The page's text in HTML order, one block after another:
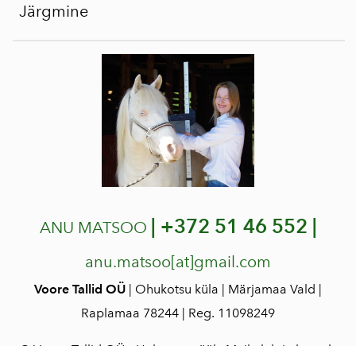
Järgmine
ANU MATSOO | +372 51 46 552 |
anu.matsoo[at]gmail.com
Voore Tallid OÜ | Ohukotsu küla | Märjamaa Vald |
Raplamaa 78244 | Reg. 11098249